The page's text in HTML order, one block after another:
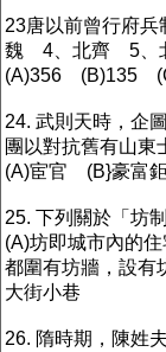
23唐以前曾行府
魏 4、北齊 5、
(A)356 (B)135
24. 武則天時，企
團以對抗舊有山東
(A)宦官 (B}豪富
25. 下列關於「坊
(A)坊即城市內的
都圍有坊牆，設有
大街小巷
26. 隋時期，陳姓